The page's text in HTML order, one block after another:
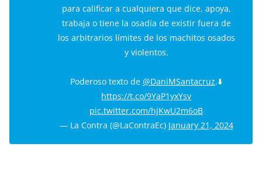
para calificar a cualquiera que dice, apoya,
trabaja o tiene la osadía de existir fuera de
los arbitrarios límites de los machitos osados
y violentos.
Poderoso texto de @DaniMSantacruz.⬇️
https://t.co/9YaP1yxYsv
pic.twitter.com/hjKwU2m6oB
— La Contra (@LaContraEc) January 21, 2024